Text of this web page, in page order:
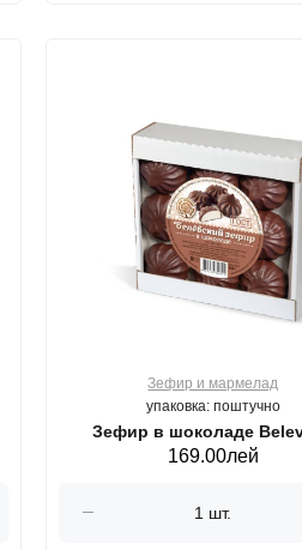
Зефир и мармелад
упаковка: поштучно
Зефир в шоколаде
Product яблочный169.00лей